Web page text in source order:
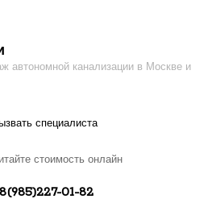
автономной канализации в Москве и
специалиста
стоимость онлайн
8(985)227-01-82